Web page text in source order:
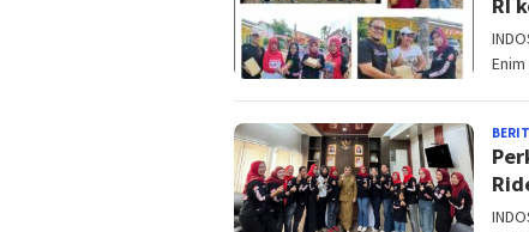
RI